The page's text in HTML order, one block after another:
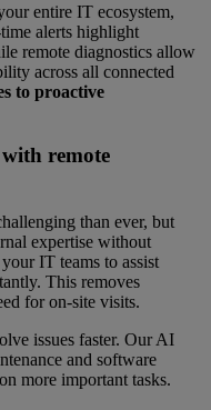
entire IT ecosystem,
alerts highlight
remote diagnostics allow
across all connected
to proactive
remote
than ever, but
expertise without
IT teams to assist
This removes
for on-site visits.
issues faster. Our AI
and software
more important tasks.